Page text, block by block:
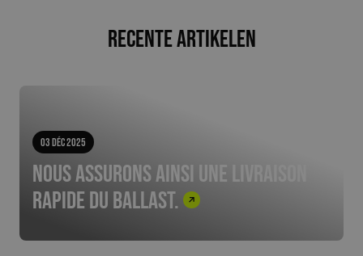
Recente artikelen
03 Déc 2025
Nous assurons ainsi une livraison
rapide du ballast.